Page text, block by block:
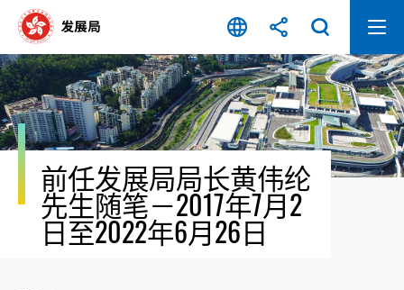
容
开
始
前任发展局局长黄伟纶
先生随笔－2017年7月2
日至2022年6月26日